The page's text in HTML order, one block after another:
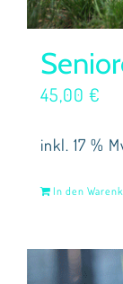
45,00 €
inkl. 17 %
In den